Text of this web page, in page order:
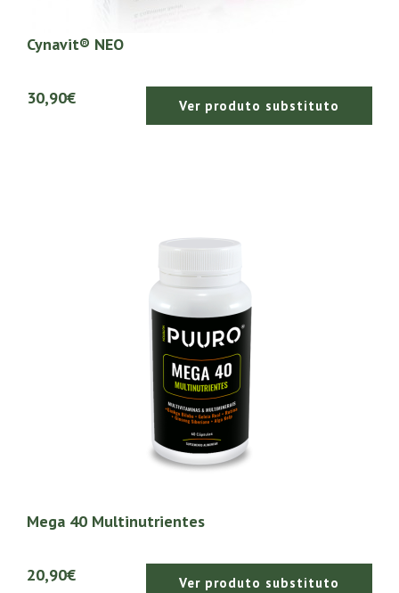
Cynavit® NEO
30,90€ Ver produto substituto
Mega 40 Multinutrientes
20,90€ Ver produto substituto